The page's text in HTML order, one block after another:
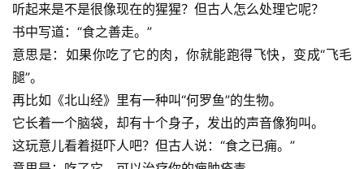
听起来是不是很像现在的猩猩？但古人怎么处理它呢？
书中写道：“食之善走。”
意思是：如果你吃了它的肉，你就能跑得飞快，变成“飞毛
腿”。
再比如《北山经》里有一种叫“何罗鱼”的生物。
它长着一个脑袋，却有十个身子，发出的声音像狗叫。
这玩意儿看着挺吓人吧？但古人说：“食之已痈。”